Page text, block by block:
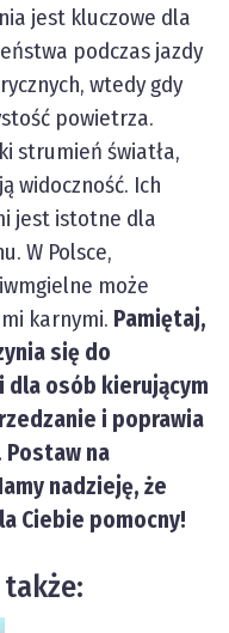
jest kluczowe dla
podczas jazdy
wtedy gdy
powietrza.
strumień światła,
widoczność. Ich
jest istotne dla
W Polsce,
może
karnymi. Pamiętaj,
się do
dla osób kierującym
i poprawia
Postaw na
nadzieję, że
Ciebie pomocny!